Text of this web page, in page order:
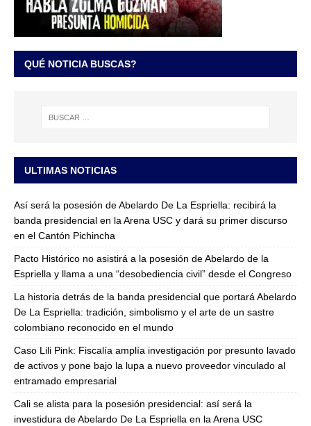
QUÉ NOTICIA BUSCAS?
ULTIMAS NOTICIAS
Así será la posesión de Abelardo De La Espriella: recibirá la
banda presidencial en la Arena USC y dará su primer discurso
en el Cantón Pichincha
Pacto Histórico no asistirá a la posesión de Abelardo de la
Espriella y llama a una “desobediencia civil” desde el Congreso
La historia detrás de la banda presidencial que portará Abelardo
De La Espriella: tradición, simbolismo y el arte de un sastre
colombiano reconocido en el mundo
Caso Lili Pink: Fiscalía amplía investigación por presunto lavado
de activos y pone bajo la lupa a nuevo proveedor vinculado al
entramado empresarial
Cali se alista para la posesión presidencial: así será la
investidura de Abelardo De La Espriella en la Arena USC